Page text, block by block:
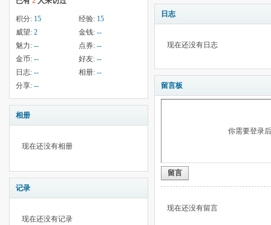
积分: 15 经验: 15
威望: 2 金钱: --
魅力: -- 点券: --
金币: -- 好友: --
日志: -- 相册: --
分享: --
相册
现在还没有相册
记录
现在还没有记录
日志
现在还没有日志
留言板
你需要登录
留言
现在还没有留言